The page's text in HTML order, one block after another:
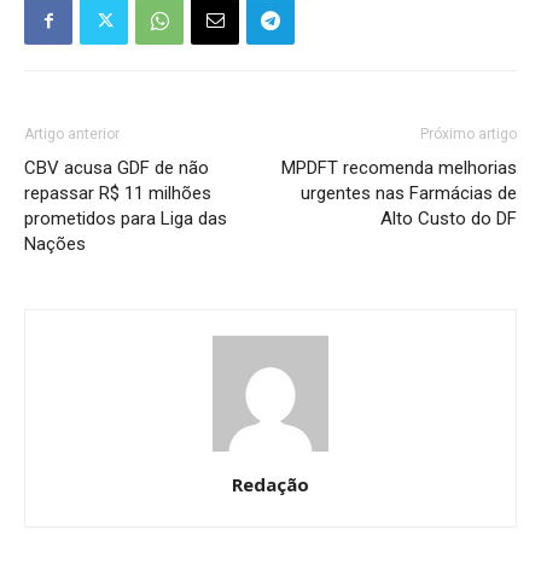
Artigo anterior
CBV acusa GDF de não
repassar R$ 11 milhões
prometidos para Liga das
Nações
Próximo artigo
MPDFT recomenda melhorias
urgentes nas Farmácias de
Alto Custo do DF
Redação